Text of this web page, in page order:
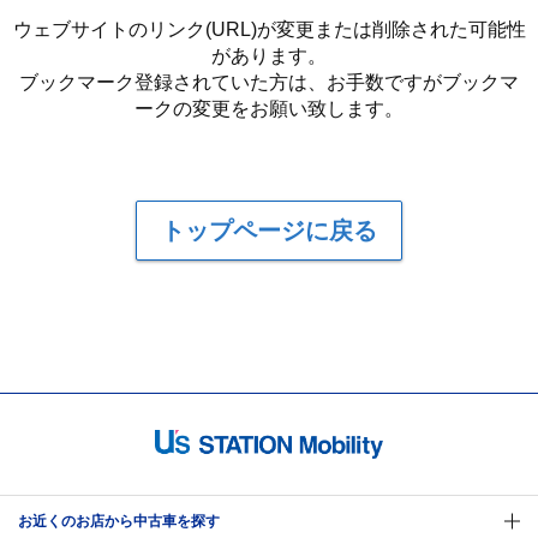
ウェブサイトのリンク(URL)が変更または削除された可能性
があります。
ブックマーク登録されていた方は、お手数ですがブックマ
ークの変更をお願い致します。
トップページに戻る
お近くのお店から中古車を探す